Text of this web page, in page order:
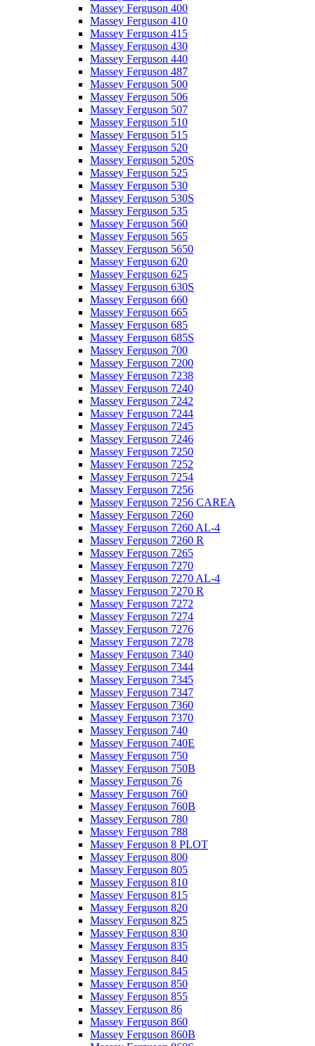
Massey Ferguson 400
Massey Ferguson 410
Massey Ferguson 415
Massey Ferguson 430
Massey Ferguson 440
Massey Ferguson 487
Massey Ferguson 500
Massey Ferguson 506
Massey Ferguson 507
Massey Ferguson 510
Massey Ferguson 515
Massey Ferguson 520
Massey Ferguson 520S
Massey Ferguson 525
Massey Ferguson 530
Massey Ferguson 530S
Massey Ferguson 535
Massey Ferguson 560
Massey Ferguson 565
Massey Ferguson 5650
Massey Ferguson 620
Massey Ferguson 625
Massey Ferguson 630S
Massey Ferguson 660
Massey Ferguson 665
Massey Ferguson 685
Massey Ferguson 685S
Massey Ferguson 700
Massey Ferguson 7200
Massey Ferguson 7238
Massey Ferguson 7240
Massey Ferguson 7242
Massey Ferguson 7244
Massey Ferguson 7245
Massey Ferguson 7246
Massey Ferguson 7250
Massey Ferguson 7252
Massey Ferguson 7254
Massey Ferguson 7256
Massey Ferguson 7256 CAREA
Massey Ferguson 7260
Massey Ferguson 7260 AL-4
Massey Ferguson 7260 R
Massey Ferguson 7265
Massey Ferguson 7270
Massey Ferguson 7270 AL-4
Massey Ferguson 7270 R
Massey Ferguson 7272
Massey Ferguson 7274
Massey Ferguson 7276
Massey Ferguson 7278
Massey Ferguson 7340
Massey Ferguson 7344
Massey Ferguson 7345
Massey Ferguson 7347
Massey Ferguson 7360
Massey Ferguson 7370
Massey Ferguson 740
Massey Ferguson 740E
Massey Ferguson 750
Massey Ferguson 750B
Massey Ferguson 76
Massey Ferguson 760
Massey Ferguson 760B
Massey Ferguson 780
Massey Ferguson 788
Massey Ferguson 8 PLOT
Massey Ferguson 800
Massey Ferguson 805
Massey Ferguson 810
Massey Ferguson 815
Massey Ferguson 820
Massey Ferguson 825
Massey Ferguson 830
Massey Ferguson 835
Massey Ferguson 840
Massey Ferguson 845
Massey Ferguson 850
Massey Ferguson 855
Massey Ferguson 86
Massey Ferguson 860
Massey Ferguson 860B